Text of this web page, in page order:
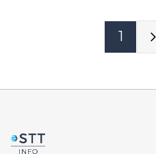
Pohjois-Euroopassa.
1